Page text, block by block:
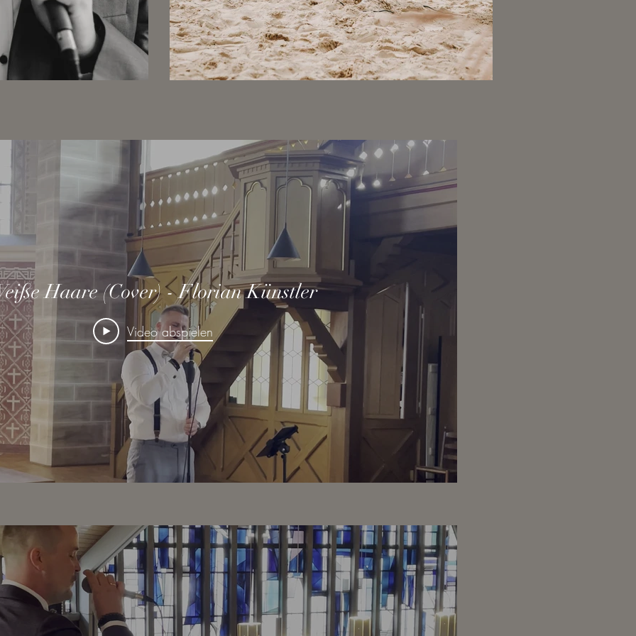
Haare (Cover) - Florian Künstler
Video abspielen